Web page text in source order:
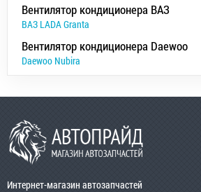
Вентилятор кондиционера ВАЗ
ВАЗ LADA Granta
Вентилятор кондиционера Daewoo
Daewoo Nubira
Интернет-магазин автозапчастей